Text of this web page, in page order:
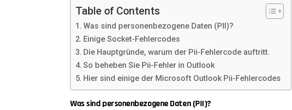
Table of Contents
Was sind personenbezogene Daten (PII)?
Einige Socket-Fehlercodes
Die Hauptgründe, warum der Pii-Fehlercode auftritt.
So beheben Sie Pii-Fehler in Outlook
Hier sind einige der Microsoft Outlook Pii-Fehlercodes
Was sind personenbezogene Daten (PII)?